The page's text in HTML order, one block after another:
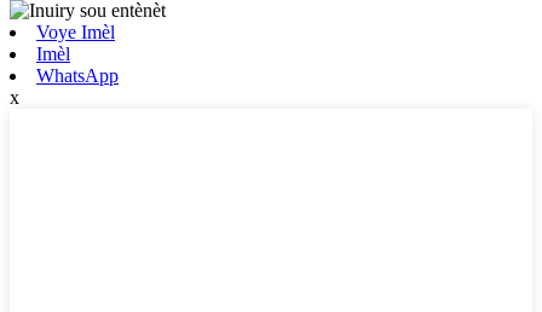
Voye Imèl
Imèl
WhatsApp
x